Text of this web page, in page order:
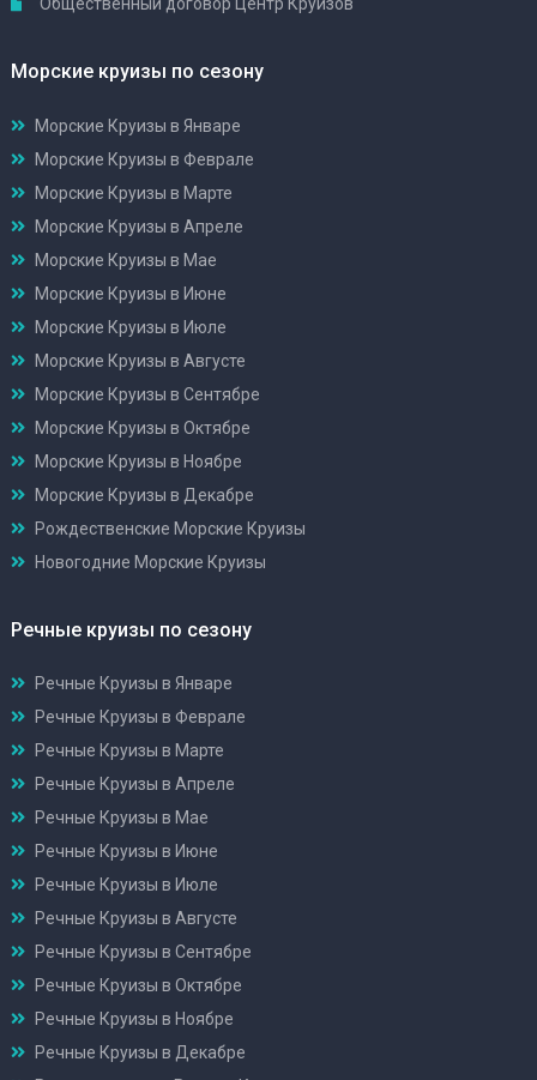
Общественный договор Центр Круизов
Морские круизы по сезону
Морские Круизы в Январе
Морские Круизы в Феврале
Морские Круизы в Марте
Морские Круизы в Апреле
Морские Круизы в Мае
Морские Круизы в Июне
Морские Круизы в Июле
Морские Круизы в Августе
Морские Круизы в Сентябре
Морские Круизы в Октябре
Морские Круизы в Ноябре
Морские Круизы в Декабре
Рождественские Морские Круизы
Новогодние Морские Круизы
Речные круизы по сезону
Речные Круизы в Январе
Речные Круизы в Феврале
Речные Круизы в Марте
Речные Круизы в Апреле
Речные Круизы в Мае
Речные Круизы в Июне
Речные Круизы в Июле
Речные Круизы в Августе
Речные Круизы в Сентябре
Речные Круизы в Октябре
Речные Круизы в Ноябре
Речные Круизы в Декабре